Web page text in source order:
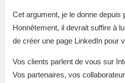
Cet argument, je le donne depuis
Honnêtement, il devrait suffire à
de créer une page LinkedIn pour
Vos clients parlent de vous sur
Vos partenaires, vos